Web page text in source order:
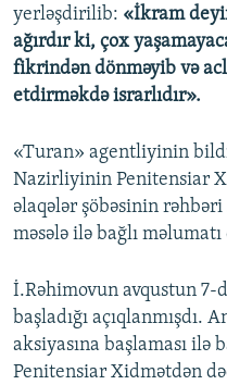
yerləşdirilib: «İkram
ağırdır ki, çox
fikrindən dönməyib və
etdirməkdə israrlıdır».
«Turan» agentliyinin
Nazirliyinin Penitensiar
əlaqələr şöbəsinin rəhbəri
məsələ ilə bağlı məlumatı
İ.Rəhimovun avqustun 7-
başladığı açıqlanmışdı.
aksiyasına başlaması ilə
Penitensiar Xidmətdən